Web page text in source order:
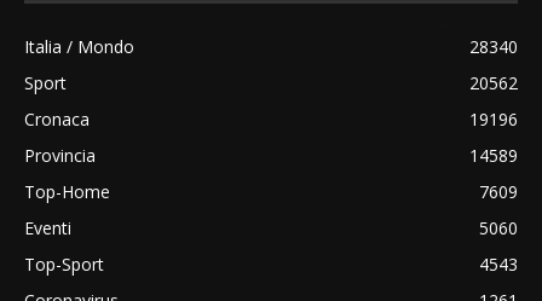
Italia / Mondo
28340
Sport
20562
Cronaca
19196
Provincia
14589
Top-Home
7609
Eventi
5060
Top-Sport
4543